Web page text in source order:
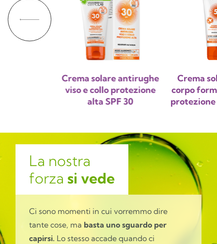
Crema solare antirughe
viso e collo protezione
alta SPF 30
Crema
corpo
protezione
La nostra
forza si vede
Ci sono momenti in cui vorremmo dire
tante cose, ma basta uno sguardo per
capirsi. Lo stesso accade quando ci